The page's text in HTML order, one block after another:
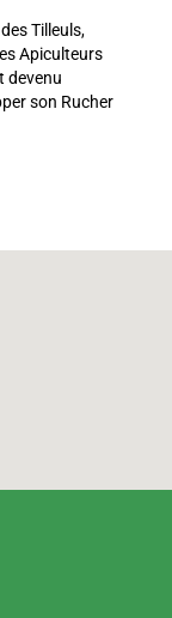
Tilleuls,
Apiculteurs
devenu
son Rucher